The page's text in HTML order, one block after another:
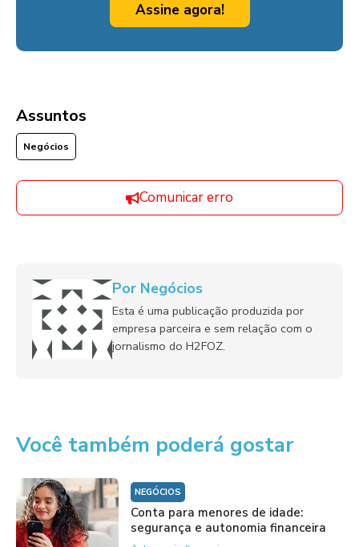
Assine agora!
Assuntos
Negócios
Comunicar erro
Por Negócios
Esta é uma publicação produzida por
empresa parceira e sem relação com o
jornalismo do H2FOZ.
Você também poderá gostar
NEGÓCIOS
Conta para menores de idade:
segurança e autonomia financeira